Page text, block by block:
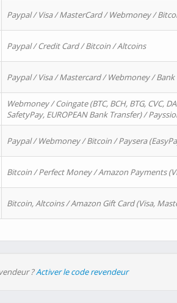
Paypal / Visa / MasterCard / Webmoney /
Paypal / Credit Card / Bitcoin / Altcoins
Paypal / Visa / Mastercard / Webmoney /
Webmoney / Coingate (BTC, BCH, BTG, CVC,
SafetyPay, EUROPEAN Bank Transfer) /
Paypal / Webmoney / Bitcoin / Paysera
Bitcoin / Perfect Money / Amazon Payments
Bitcoin, Altcoins / Amazon Gift Card (Visa,
?Activer le code revendeur